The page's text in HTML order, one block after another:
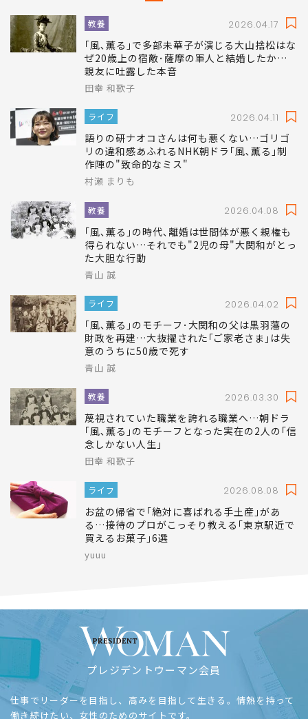
教養 2026.04.17
｢風､薫る｣で多部未華子が演じる大山捨松はな
ぜ20歳上の宿敵･薩摩の軍人と結婚したか…
親友に吐露した本音
田幸 和歌子
ライフ 2026.04.11
語りの研ナオコさんは何も悪くない…ゴリゴ
リの違和感あふれるNHK朝ドラ｢風､薫る｣制
作陣の"致命的なミス"
村瀬 まりも
教養 2026.04.08
｢風､薫る｣の時代､離婚は世間体が悪く親権も
得られない…それでも"2児の母"大関和がとっ
た大胆な行動
青山 誠
ライフ 2026.04.02
｢風､薫る｣のモチーフ･大関和の父は黒羽藩の
財政を再建…大抜擢された｢ご家老さま｣は失
意のうちに50歳で死す
青山 誠
教養 2026.03.30
蔑視されていた職業を誇れる職業へ…朝ドラ
｢風､薫る｣のモチーフとなった実在の2人の｢信
念しかない人生｣
田幸 和歌子
ライフ 2026.08.08
お盆の帰省で｢絶対に喜ばれる手土産｣があ
る…接待のプロがこっそり教える｢東京駅近で
買えるお菓子｣6選
yuuu
プレジデントウーマン会員
仕事でリーダーを目指し、高みを目指して生きる。情熱を持って
働き続けたい、女性のためのサイトです。